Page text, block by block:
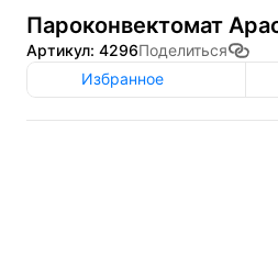
Пароконвектомат
Артикул: 4296Поделиться
Избранное